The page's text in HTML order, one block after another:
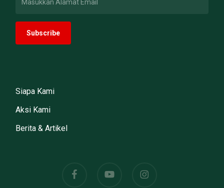
Siapa Kami
Aksi Kami
Berita & Artikel
facebook